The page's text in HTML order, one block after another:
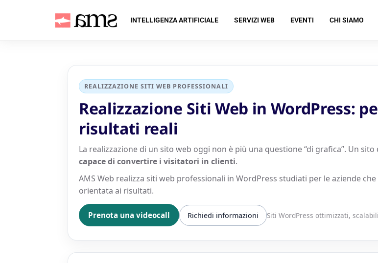
INTELLIGENZA ARTIFICIALE SERVIZI WEB EVENTI CHI SIAMO
REALIZZAZIONE SITI WEB PROFESSIONALI
Realizzazione Siti Web in WordPress:
risultati reali
La realizzazione di un sito web oggi non è più una questione “di grafica”. Un sito
capace di convertire i visitatori in clienti.
AMS Web realizza siti web professionali in WordPress studiati per le aziende
orientata ai risultati.
Prenota una videocall Richiedi informazioni Siti WordPress ottimizzati,